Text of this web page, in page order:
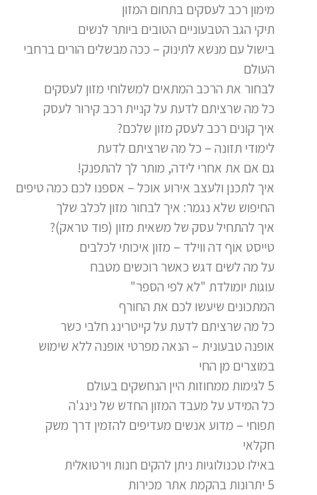
מימון רכב לעסקים בתחום המזון
תיקי הגב הטבעוניים הטובים ביותר לנשים
בישול עם מנשא לתינוק – ככה מבשלים הורים ברחבי
העולם
לבחור את הרכב המתאים למשלוחי מזון לעסקים
כל מה שרציתם לדעת על קניית רכב קירור לעסק
איך קונים רכב לעסק מזון שלכם?
לימודי תזונה – כל מה שרציתם לדעת
גם אם את אחרי לידה, מותר לך להתפנק!
איך לתכנן ולעצב אירוע אוכל – אספנו לכם כמה טיפים
החיפוש שלא נגמר: איך לבחור מזון לכלב שלך
איך להתחיל עסק של משאית מזון (פוד טראק)?
טייסט אוף דה ווילד – מזון איכותי לכלבים
על מה לשים דגש כאשר רוכשים מטבח
עוגות יומולדת "לא לפי הספר"
המתכונים שיעשו לכם את החורף
כל מה שרציתם לדעת על קייטרינג חלבי כשר
אופנה טבעונית – הנאה מפרטי אופנה ללא שימוש
במוצרים מן החי
5 לגימות ממחוזות היין הנחשקים בעולם
כל המידע על מעבד המזון החדש של נינג'ה
תפוחי – מדוע אנשים מעדיפים להזמין דרך משק
חקלאי
באילו טכנולוגיות ניתן להקים חנות וירטואלית
5 יתרונות בהקמת אתר מכירות